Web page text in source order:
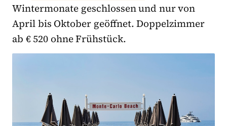
Wintermonate geschlossen und nur von
April bis Oktober geöffnet. Doppelzimmer
ab € 520 ohne Frühstück.